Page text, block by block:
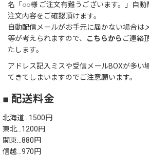
名「○○様 ご注文有難うございます。」自
注文内容をご確認頂けます。
自動配信メールがお手元に届かない場合は
等が考えられますので、
こちらから ご連絡
たします。
アドレス記入ミスや受信メールBOXが多い
てきてしまいますのでご注意願います。
■ 配送料金
北海道…1500円
東北…1200円
関東…880円
信越…970円